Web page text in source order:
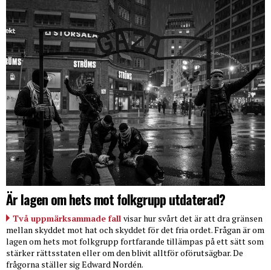
Är lagen om hets mot folkgrupp utdaterad?
Två uppmärksammade fall visar hur svårt det är att dra gränsen
mellan skyddet mot hat och skyddet för det fria ordet. Frågan är om
lagen om hets mot folkgrupp fortfarande tillämpas på ett sätt som
stärker rättsstaten eller om den blivit alltför oförutsägbar. De
frågorna ställer sig Edward Nordén.